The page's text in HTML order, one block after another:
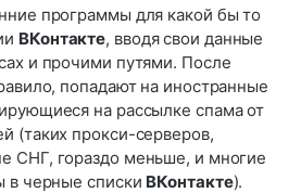
программы для какой бы то
ВКонтакте, вводя свои данные
и прочими путями. После
попадают на иностранные
на рассылке спама от
(таких прокси-серверов,
СНГ, гораздо меньше, и многие
в черные списки ВКонтакте).